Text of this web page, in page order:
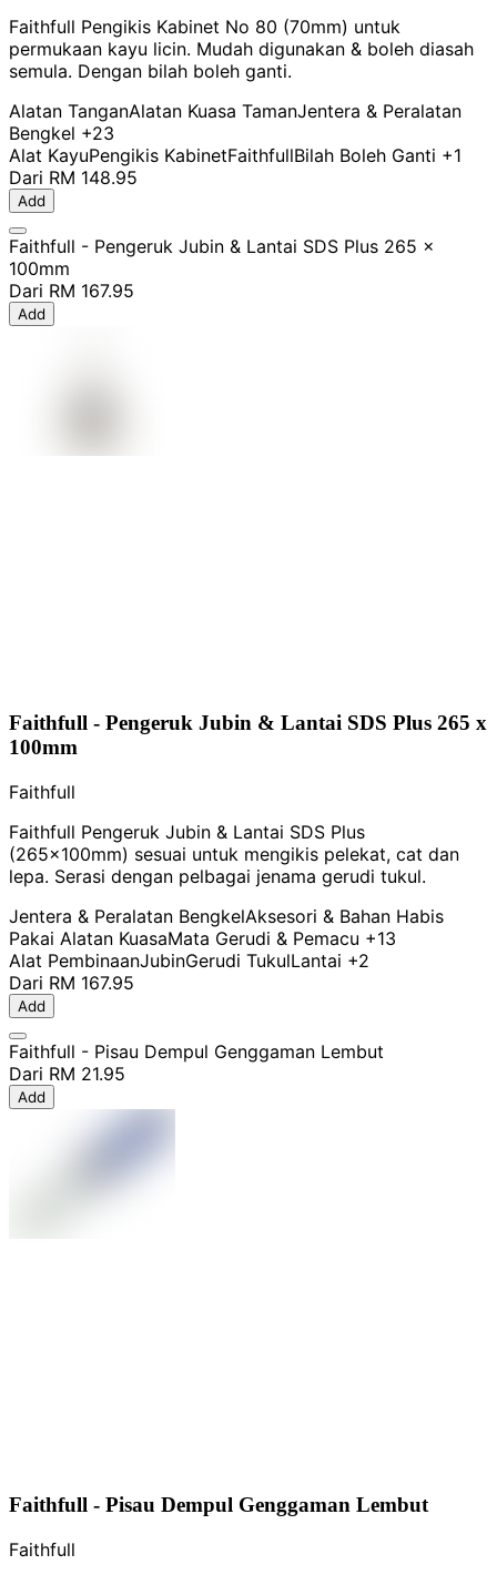
Faithfull Pengikis Kabinet No 80 (70mm) untuk
permukaan kayu licin. Mudah digunakan & boleh diasah
semula. Dengan bilah boleh ganti.
Alatan TanganAlatan Kuasa TamanJentera & Peralatan
Bengkel +23
Alat KayuPengikis KabinetFaithfullBilah Boleh Ganti +1
Dari RM 148.95
Add
Faithfull - Pengeruk Jubin & Lantai SDS Plus 265 x
100mm
Dari RM 167.95
Add
Faithfull - Pengeruk Jubin & Lantai SDS Plus 265 x
100mm
Faithfull
Faithfull Pengeruk Jubin & Lantai SDS Plus
(265x100mm) sesuai untuk mengikis pelekat, cat dan
lepa. Serasi dengan pelbagai jenama gerudi tukul.
Jentera & Peralatan BengkelAksesori & Bahan Habis
Pakai Alatan KuasaMata Gerudi & Pemacu +13
Alat PembinaanJubinGerudi TukulLantai +2
Dari RM 167.95
Add
Faithfull - Pisau Dempul Genggaman Lembut
Dari RM 21.95
Add
Faithfull - Pisau Dempul Genggaman Lembut
Faithfull